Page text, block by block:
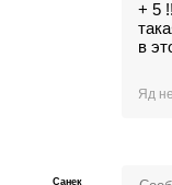
+ 5
в
Яд
Санек